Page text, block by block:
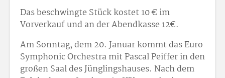
Das beschwingte Stück kostet 10 € im
Vorverkauf und an der Abendkasse 12€.
Am Sonntag, dem 20. Januar kommt das Euro
Symphonic Orchestra mit Pascal Peiffer in den
großen Saal des Jünglingshauses. Nach dem